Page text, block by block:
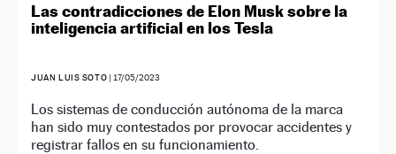
Las contradicciones de Elon Musk sobre la
inteligencia artificial en los Tesla
JUAN LUIS SOTO | 17/05/2023
Los sistemas de conducción autónoma de la marca
han sido muy contestados por provocar accidentes y
registrar fallos en su funcionamiento.